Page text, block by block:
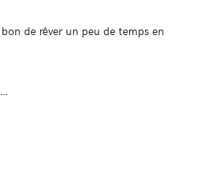
de rêver un peu de temps en